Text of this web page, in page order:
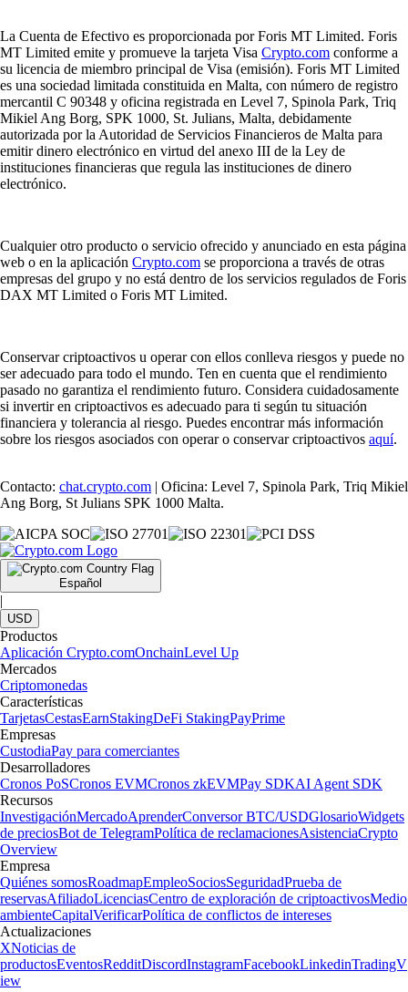
La Cuenta de Efectivo es proporcionada por Foris MT Limited. Foris
MT Limited emite y promueve la tarjeta Visa Crypto.com conforme a
su licencia de miembro principal de Visa (emisión). Foris MT Limited
es una sociedad limitada constituida en Malta, con número de registro
mercantil C 90348 y oficina registrada en Level 7, Spinola Park, Triq
Mikiel Ang Borg, SPK 1000, St. Julians, Malta, debidamente
autorizada por la Autoridad de Servicios Financieros de Malta para
emitir dinero electrónico en virtud del anexo III de la Ley de
instituciones financieras que regula las instituciones de dinero
electrónico.
Cualquier otro producto o servicio ofrecido y anunciado en esta página
web o en la aplicación Crypto.com se proporciona a través de otras
empresas del grupo y no está dentro de los servicios regulados de Foris
DAX MT Limited o Foris MT Limited.
Conservar criptoactivos u operar con ellos conlleva riesgos y puede no
ser adecuado para todo el mundo. Ten en cuenta que el rendimiento
pasado no garantiza el rendimiento futuro. Considera cuidadosamente
si invertir en criptoactivos es adecuado para ti según tu situación
financiera y tolerancia al riesgo. Puedes encontrar más información
sobre los riesgos asociados con operar o conservar criptoactivos aquí.
Contacto: chat.crypto.com | Oficina: Level 7, Spinola Park, Triq Mikiel
Ang Borg, St Julians SPK 1000 Malta.
Español
|
USD
Productos
Aplicación Crypto.comOnchainLevel Up
Mercados
Criptomonedas
Características
TarjetasCestasEarnStakingDeFi StakingPayPrime
Empresas
CustodiaPay para comerciantes
Desarrolladores
Cronos PoSCronos EVMCronos zkEVMPay SDKAI Agent SDK
Recursos
InvestigaciónMercadoAprenderConversor BTC/USDGlosarioWidgets
de preciosBot de TelegramPolítica de reclamacionesAsistenciaCrypto
Overview
Empresa
Quiénes somosRoadmapEmpleoSociosSeguridadPrueba de
reservasAfiliadoLicenciasCentro de exploración de criptoactivosMedio
ambienteCapitalVerificarPolítica de conflictos de intereses
Actualizaciones
XNoticias de
productosEventosRedditDiscordInstagramFacebookLinkedinTradingV
iew